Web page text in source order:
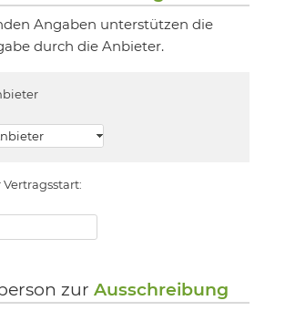
Angaben unterstützen die
durch die Anbieter.
zur Ausschreibung